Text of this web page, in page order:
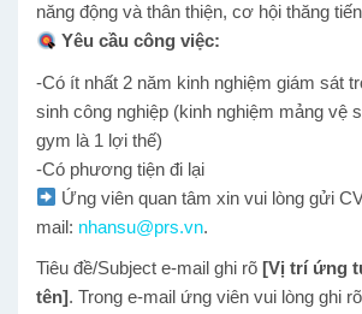
năng động và thân thiện, cơ hội thăng
Yêu cầu công việc:
-Có ít nhất 2 năm kinh nghiệm giám sát
sinh công nghiệp (kinh nghiệm mảng vệ
gym là 1 lợi thế)
-Có phương tiện đi lại
Ứng viên quan tâm xin vui lòng gửi
mail: nhansu@prs.vn.
Tiêu đề/Subject e-mail ghi rõ [Vị trí ứng
tên]. Trong e-mail ứng viên vui lòng ghi